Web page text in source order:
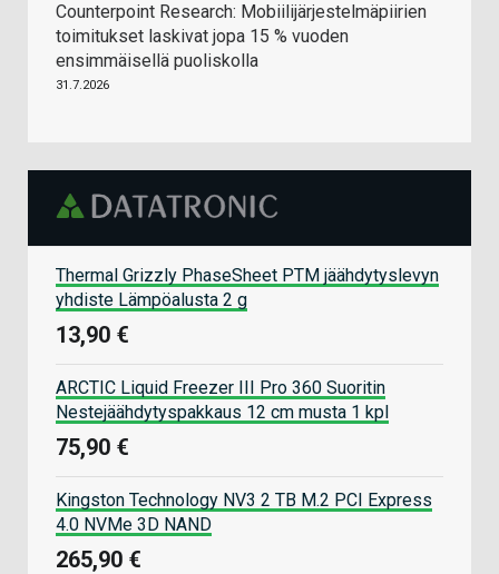
Counterpoint Research: Mobiilijärjestelmäpiirien
toimitukset laskivat jopa 15 % vuoden
ensimmäisellä puoliskolla
31.7.2026
Thermal Grizzly PhaseSheet PTM jäähdytyslevyn
yhdiste Lämpöalusta 2 g
13,90 €
ARCTIC Liquid Freezer III Pro 360 Suoritin
Nestejäähdytyspakkaus 12 cm musta 1 kpl
75,90 €
Kingston Technology NV3 2 TB M.2 PCI Express
4.0 NVMe 3D NAND
265,90 €